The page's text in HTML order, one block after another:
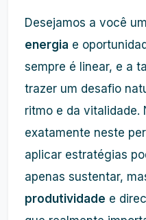
Desejamos a você
energia e
sempre é linear, e a
trazer um desafio
ritmo e da vitalidade.
exatamente neste
aplicar estratégias
apenas sustentar,
produtividade e